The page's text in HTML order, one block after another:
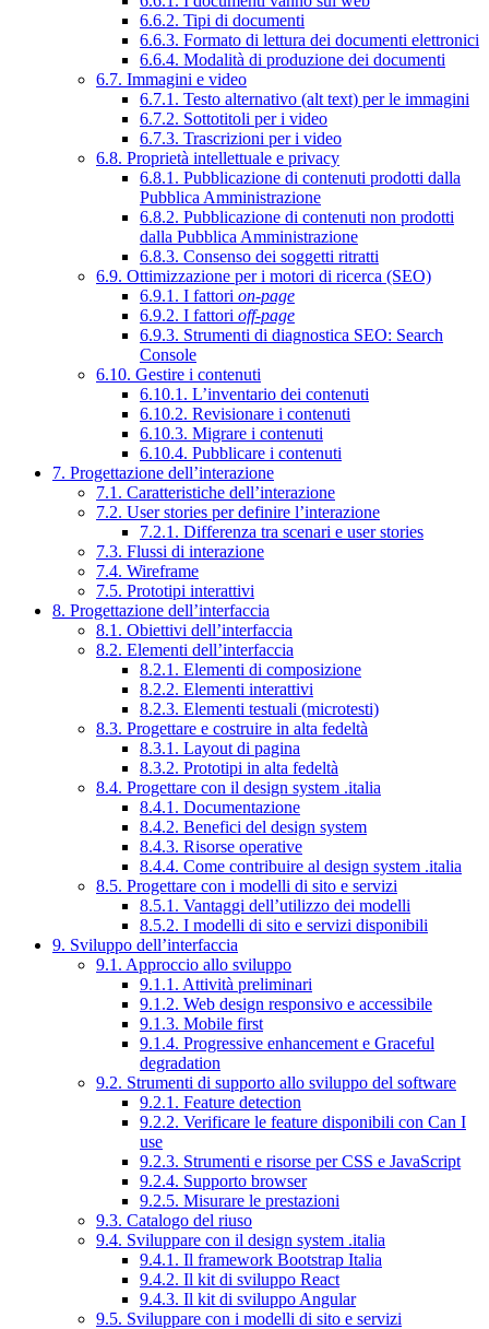
6.6.2. Tipi di documenti
6.6.3. Formato di lettura dei documenti elettronici
6.6.4. Modalità di produzione dei documenti
6.7. Immagini e video
6.7.1. Testo alternativo (alt text) per le immagini
6.7.2. Sottotitoli per i video
6.7.3. Trascrizioni per i video
6.8. Proprietà intellettuale e privacy
6.8.1. Pubblicazione di contenuti prodotti dalla
Pubblica Amministrazione
6.8.2. Pubblicazione di contenuti non prodotti
dalla Pubblica Amministrazione
6.8.3. Consenso dei soggetti ritratti
6.9. Ottimizzazione per i motori di ricerca (SEO)
6.9.1. I fattori on-page
6.9.2. I fattori off-page
6.9.3. Strumenti di diagnostica SEO: Search
Console
6.10. Gestire i contenuti
6.10.1. L’inventario dei contenuti
6.10.2. Revisionare i contenuti
6.10.3. Migrare i contenuti
6.10.4. Pubblicare i contenuti
7. Progettazione dell’interazione
7.1. Caratteristiche dell’interazione
7.2. User stories per definire l’interazione
7.2.1. Differenza tra scenari e user stories
7.3. Flussi di interazione
7.4. Wireframe
7.5. Prototipi interattivi
8. Progettazione dell’interfaccia
8.1. Obiettivi dell’interfaccia
8.2. Elementi dell’interfaccia
8.2.1. Elementi di composizione
8.2.2. Elementi interattivi
8.2.3. Elementi testuali (microtesti)
8.3. Progettare e costruire in alta fedeltà
8.3.1. Layout di pagina
8.3.2. Prototipi in alta fedeltà
8.4. Progettare con il design system .italia
8.4.1. Documentazione
8.4.2. Benefici del design system
8.4.3. Risorse operative
8.4.4. Come contribuire al design system .italia
8.5. Progettare con i modelli di sito e servizi
8.5.1. Vantaggi dell’utilizzo dei modelli
8.5.2. I modelli di sito e servizi disponibili
9. Sviluppo dell’interfaccia
9.1. Approccio allo sviluppo
9.1.1. Attività preliminari
9.1.2. Web design responsivo e accessibile
9.1.3. Mobile first
9.1.4. Progressive enhancement e Graceful
degradation
9.2. Strumenti di supporto allo sviluppo del software
9.2.1. Feature detection
9.2.2. Verificare le feature disponibili con Can I
use
9.2.3. Strumenti e risorse per CSS e JavaScript
9.2.4. Supporto browser
9.2.5. Misurare le prestazioni
9.3. Catalogo del riuso
9.4. Sviluppare con il design system .italia
9.4.1. Il framework Bootstrap Italia
9.4.2. Il kit di sviluppo React
9.4.3. Il kit di sviluppo Angular
9.5. Sviluppare con i modelli di sito e servizi